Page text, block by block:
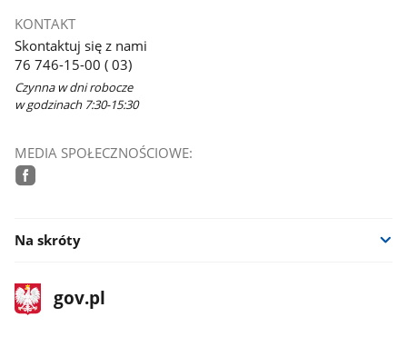
KONTAKT
Skontaktuj się z nami
76 746-15-00 ( 03)
Czynna w dni robocze
w godzinach 7:30-15:30
MEDIA SPOŁECZNOŚCIOWE:
Na skróty
stopka
gov.plStrona
gov.pl